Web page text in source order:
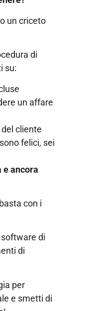
un criceto
di
su:
un affare
cliente
felici, sei
e ancora
con i
software di
di
per
e smetti di